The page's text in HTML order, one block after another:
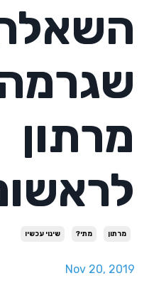
שגרמה
מרתון
מרתון מתי? שינוי עכשיו
Nov 20, 2019